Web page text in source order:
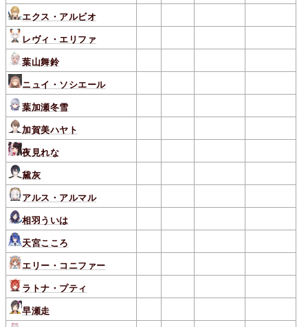
エクス・アルビオ
レヴィ・エリファ
葉山舞鈴
ニュイ・ソシエール
葉加瀬冬雪
加賀美ハヤト
夜見れな
黛灰
アルス・アルマル
相羽ういは
天宮こころ
エリー・コニファー
ラトナ・プティ
早瀬走